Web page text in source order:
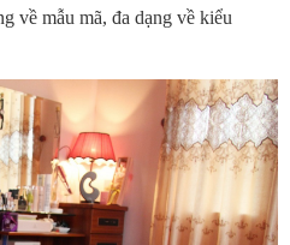
về mẫu mã, đa dạng về kiểu